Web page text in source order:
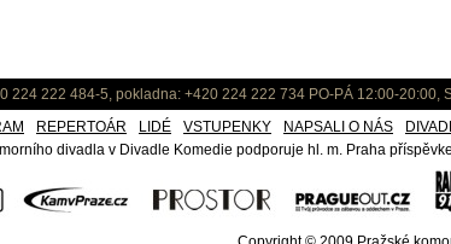
224 222 484-5, pokladna: +420 224 222 734 PO-PÁ 12:00-20:00,
REPERTOÁR LIDÉ VSTUPENKY NAPSALI O NÁS
divadla v Divadle Komedie podporuje hl. m. Praha